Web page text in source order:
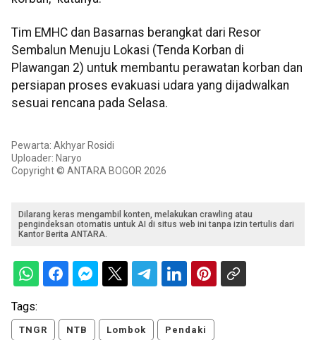
Tim EMHC dan Basarnas berangkat dari Resor
Sembalun Menuju Lokasi (Tenda Korban di
Plawangan 2) untuk membantu perawatan korban dan
persiapan proses evakuasi udara yang dijadwalkan
sesuai rencana pada Selasa.
Pewarta: Akhyar Rosidi
Uploader: Naryo
Copyright © ANTARA BOGOR 2026
Dilarang keras mengambil konten, melakukan crawling atau
pengindeksan otomatis untuk AI di situs web ini tanpa izin tertulis dari
Kantor Berita ANTARA.
Tags:
TNGR NTB Lombok Pendaki